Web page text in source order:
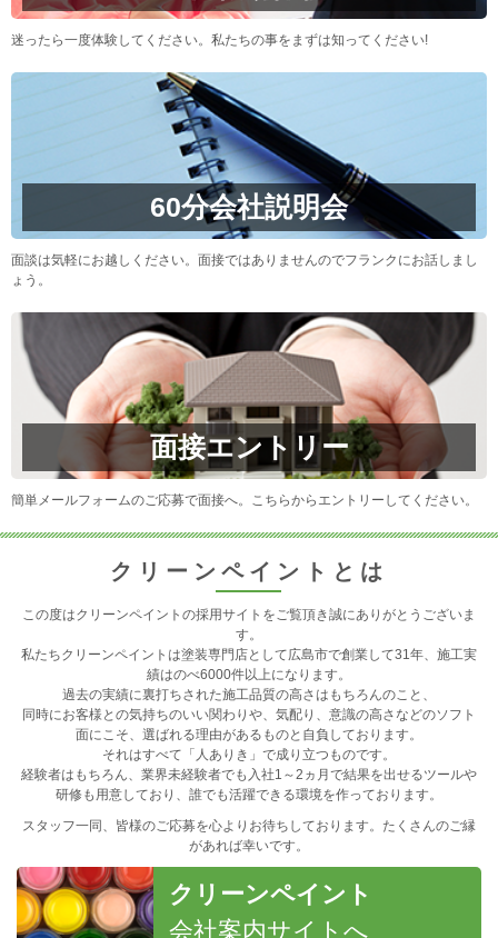
迷ったら一度体験してください。私たちの事をまずは知ってください!
60分会社説明会
面談は気軽にお越しください。面接ではありませんのでフランクにお話しまし
ょう。
面接エントリー
簡単メールフォームのご応募で面接へ。こちらからエントリーしてください。
クリーンペイントとは
この度はクリーンペイントの採用サイトをご覧頂き誠にありがとうございま
す。
私たちクリーンペイントは塗装専門店として広島市で創業して31年、施工実
績はのべ6000件以上になります。
過去の実績に裏打ちされた施工品質の高さはもちろんのこと、
同時にお客様との気持ちのいい関わりや、気配り、意識の高さなどのソフト
面にこそ、選ばれる理由があるものと自負しております。
それはすべて「人ありき」で成り立つものです。
経験者はもちろん、業界未経験者でも入社1～2ヵ月で結果を出せるツールや
研修も用意しており、誰でも活躍できる環境を作っております。
スタッフ一同、皆様のご応募を心よりお待ちしております。たくさんのご縁
があれば幸いです。
クリーンペイント
会社案内サイトへ